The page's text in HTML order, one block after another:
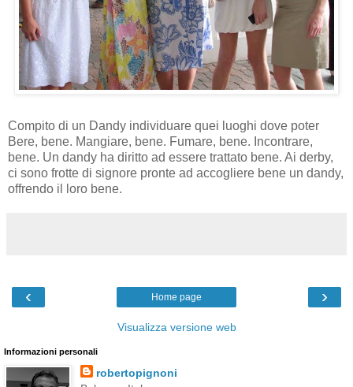
Compito di un Dandy individuare quei luoghi dove poter
Bere, bene. Mangiare, bene. Fumare, bene. Incontrare,
bene. Un dandy ha diritto ad essere trattato bene. Ai derby,
ci sono frotte di signore pronte ad accogliere bene un dandy,
offrendo il loro bene.
‹ ›
Home page
Visualizza versione web
Informazioni personali
robertopignoni